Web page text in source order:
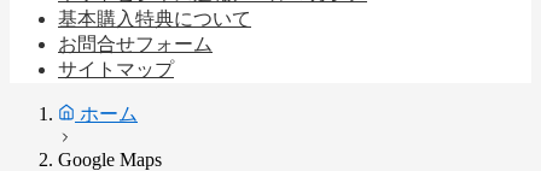
基本購入特典について
お問合せフォーム
サイトマップ
ホーム
Google Maps